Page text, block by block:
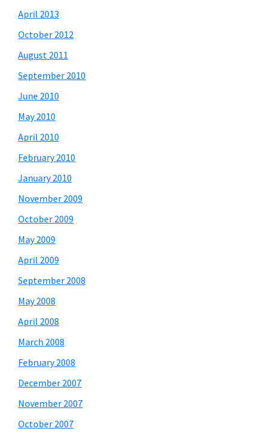
April 2013
October 2012
August 2011
September 2010
June 2010
May 2010
April 2010
February 2010
January 2010
November 2009
October 2009
May 2009
April 2009
September 2008
May 2008
April 2008
March 2008
February 2008
December 2007
November 2007
October 2007